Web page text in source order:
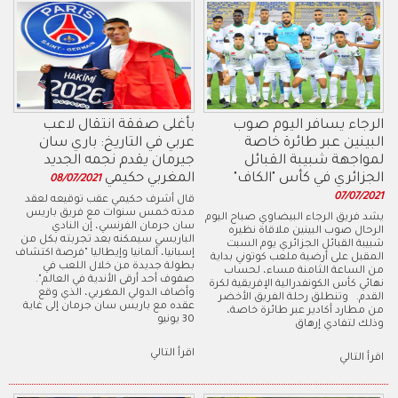
بأغلى صفقة انتقال لاعب
عربي في التاريخ: باري سان
جيرمان يقدم نجمه الجديد
المغربي حكيمي 08/07/2021
قال أشرف حكيمي عقب توقيعه لعقد
مدته خمس سنوات مع فريق باريس
سان جرمان الفرنسي، إن النادي
الباريسي سيمكنه بعد تجربته بكل من
إسبانيا، ألمانيا وإيطاليا "فرصة اكتشاف
بطولة جديدة من خلال اللعب في
صفوف أحد أرقى الأندية في العالم".
وأضاف الدولي المغربي، الذي وقع
عقده مع باريس سان جرمان إلى غاية
30 يونيو
اقرأ التالي
الرجاء يسافر اليوم صوب
البينين عبر طائرة خاصة
لمواجهة شبيبة القبائل
الجزائري في كأس "الكاف"
07/07/2021
يشد فريق الرجاء البيضاوي صباح اليوم
الرحال صوب البينين ملاقاة نظيره
شبيبة القبائل الجزائري يوم السبت
المقبل على أرضية ملعب كوتوني بداية
من الساعة الثامنة مساء، لحساب
نهائي كأس الكونفدرالية الإفريقية لكرة
القدم. وتنطلق رحلة الفريق الأخضر
من مطارد أكادير عبر طائرة خاصة،
وذلك لتفادي إرهاق
اقرأ التالي